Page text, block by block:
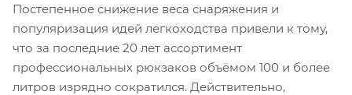
Постепенное снижение веса снаряжения и
популяризация идей легкоходства привели к тому,
что за последние 20 лет ассортимент
профессиональных рюкзаков объёмом 100 и более
литров изрядно сократился. Действительно,